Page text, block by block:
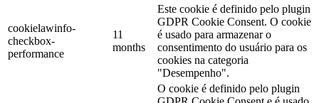
cookielawinfo-
checkbox-
performance
11
months
Este cookie é definido pelo plugin
GDPR Cookie Consent. O cookie
é usado para armazenar o
consentimento do usuário para os
cookies na categoria
"Desempenho".
O cookie é definido pelo plugin